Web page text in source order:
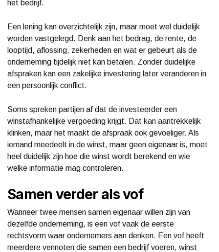
het bedrijf.
Een lening kan overzichtelijk zijn, maar moet wel duidelijk
worden vastgelegd. Denk aan het bedrag, de rente, de
looptijd, aflossing, zekerheden en wat er gebeurt als de
onderneming tijdelijk niet kan betalen. Zonder duidelijke
afspraken kan een zakelijke investering later veranderen in
een persoonlijk conflict.
Soms spreken partijen af dat de investeerder een
winstafhankelijke vergoeding krijgt. Dat kan aantrekkelijk
klinken, maar het maakt de afspraak ook gevoeliger. Als
iemand meedeelt in de winst, maar geen eigenaar is, moet
heel duidelijk zijn hoe die winst wordt berekend en wie
welke informatie mag controleren.
Samen verder als vof
Wanneer twee mensen samen eigenaar willen zijn van
dezelfde onderneming, is een vof vaak de eerste
rechtsvorm waar ondernemers aan denken. Een vof heeft
meerdere vennoten die samen een bedrijf voeren, winst